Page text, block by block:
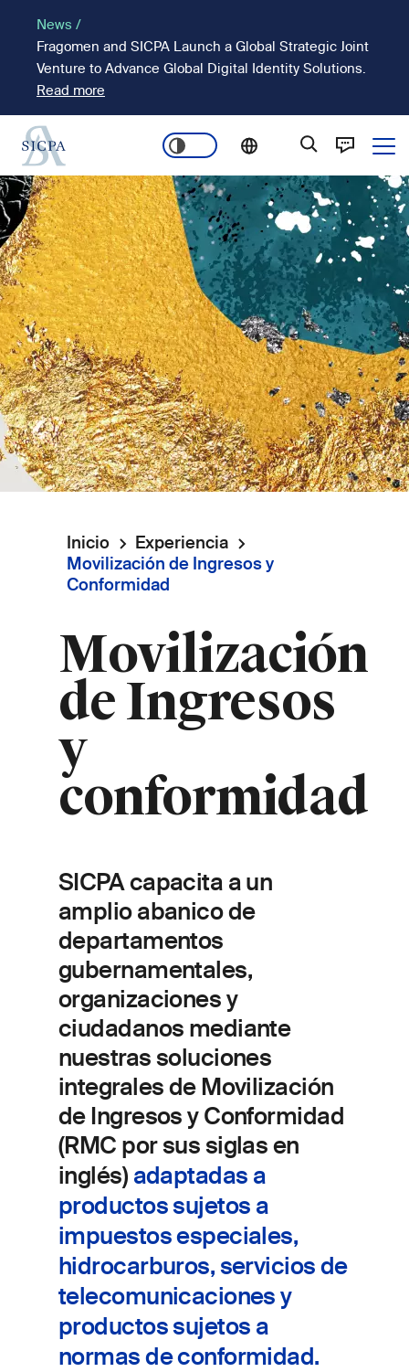
contenido
principal
News /
Fragomen and SICPA Launch a Global Strategic Joint
Venture to Advance Global Digital Identity Solutions.
Read more
Main
navigation
Imagen
Ruta
navegación
Inicio
Experiencia
Movilización de Ingresos y
Conformidad
Movilización
de Ingresos
y
conformidad
SICPA capacita a un
amplio abanico de
departamentos
gubernamentales,
organizaciones y
ciudadanos mediante
nuestras soluciones
integrales de Movilización
de Ingresos y Conformidad
(RMC por sus siglas en
inglés) adaptadas a
productos sujetos a
impuestosespeciales,
hidrocarburos, servicios de
telecomunicaciones y
productos sujetos a
normas de conformidad.